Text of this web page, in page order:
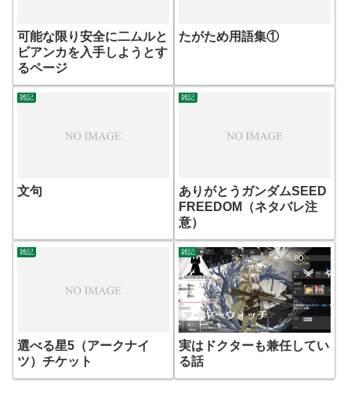
可能な限り安全に二ムルと
ビアンカを入手しようとす
るページ
たがため用語集①
雑記
文句
雑記
ありがとうガンダムSEED
FREEDOM（ネタバレ注
意）
雑記
選べる星5（アークナイ
ツ）チケット
雑記
実はドクターも兼任してい
る話